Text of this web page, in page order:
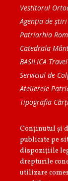
Vestitorul
Agenţia de ştiri
Patriarhia
Catedrala
BASILICA Travel
Serviciul de
Atelierele
Tipografia
Conținutul și
publicate pe
dispoziţiile
drepturile
utilizare